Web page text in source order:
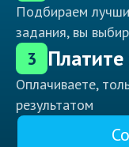
Подбираем
задания, вы
3 Платите
Оплачиваете,
результатом